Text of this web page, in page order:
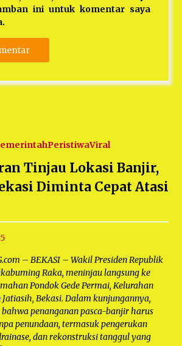
ini untuk komentar saya
PeristiwaViral
Tinjau Lokasi Banjir,
Diminta Cepat Atasi
– BEKASI – Wakil Presiden Republik
Raka, meninjau langsung ke
Pondok Gede Permai, Kelurahan
Jatiasih, Bekasi. Dalam kunjungannya,
penanganan pasca-banjir harus
penundaan, termasuk pengerukan
dan rekonstruksi tanggul yang